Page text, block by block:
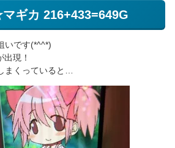
ギカ 216+433=649G
いです(*^^*)
現！
まくっていると…